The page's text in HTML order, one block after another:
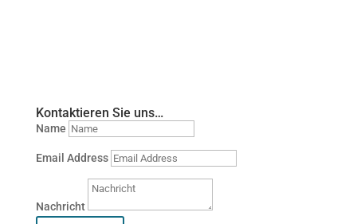
Kontaktieren Sie uns…
Name
Email Address
Nachricht